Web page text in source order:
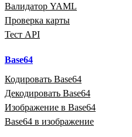
Валидатор YAML
Проверка карты
Тест API
Base64
Кодировать Base64
Декодировать Base64
Изображение в Base64
Base64 в изображение